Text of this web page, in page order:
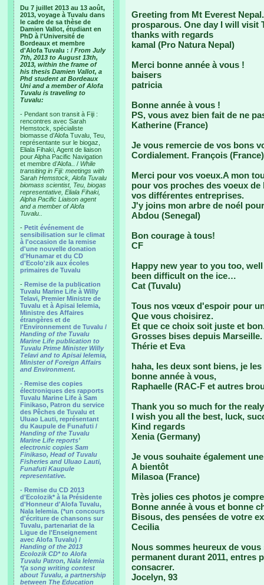
Du 7 juillet 2013 au 13 août,
2013, voyage à Tuvalu dans
le cadre de sa thèse de
Damien Vallot, étudiant en
PhD à l'Université de
Bordeaux et membre
d'Alofa Tuvalu : / From July
7th, 2013 to August 13th,
2013, within the frame of
his thesis Damien Vallot, a
Phd student at Bordeaux
Uni and a member of Alofa
Tuvalu is traveling to
Tuvalu:
- Pendant son transit à Fiji :
rencontres avec Sarah
Hemstock, spécialiste
biomasse d’Alofa Tuvalu, Teu,
représentante sur le biogaz,
Eliala Fihaki, Agent de liaison
pour Alpha Pacific Navigation
et membre d’Alofa.. / While
transiting in Fiji: meetings with
Sarah Hemstock, Alofa Tuvalu
biomass scientist, Teu, biogas
representative, Eliala Fihaki,
Alpha Pacific Liaison agent
and a member of Alofa
Tuvalu..
- Petit événement de
sensibilisation sur le climat
à l'occasion de la remise
d'une nouvelle donation
d'Hunamar et du CD
d'Ecolo'zik aux écoles
primaires de Tuvalu
- Remise de la publication
Tuvalu Marine Life à Willy
Telavi, Premier Ministre de
Tuvalu et à Apisai Ielemia,
Ministre des Affaires
étrangères et de
l'Environnement de Tuvalu /
Handing of the Tuvalu
Marine Life publication to
Tuvalu Prime Minister Willy
Telavi and to Apisai Ielemia,
Minister of Foreign Affairs
and Environment.
- Remise des copies
électroniques des rapports
Tuvalu Marine Life à Sam
Finikaso, Patron du service
des Pêches de Tuvalu et
Uluao Lauti, représentant
du Kaupule de Funafuti /
Handing of the Tuvalu
Marine Life reports’
electronic copies Sam
Finikaso, Head of Tuvalu
Fisheries and Uluao Lauti,
Funafuti Kaupule
representative.
- Remise du CD 2013
d'Ecolozik* à la Présidente
d'Honneur d'Alofa Tuvalu,
Nala Ielemia. (*un concours
d'écriture de chansons sur
Tuvalu, partenariat de la
Ligue de l'Enseignement
avec Alofa Tuvalu) /
Handing of the 2013
Ecolozik CD* to Alofa
Tuvalu Patron, Nala Ielemia
*(a song writing contest
about Tuvalu, a partnership
between The Education
Greeting from Mt Everest
prosparous. One day I will visit
thanks with regards
kamal (Pro Natura Nepal)
Merci bonne année à vous !
baisers
patricia
Bonne année à vous !
PS, vous avez bien fait de ne
Katherine (France)
Je vous remercie de vos bons
Cordialement. François (France)
Merci pour vos voeux.A mon
pour vos proches des voeux
vos différentes entreprises.
J'y joins mon arbre de noél
Abdou (Senegal)
Bon courage à tous!
CF
Happy new year to you too,
been difficult on the ice…
Cat (Tuvalu)
Tous nos vœux d'espoir pour
Que vous choisirez.
Et que ce choix soit juste et
Grosses bises depuis Marseille.
Thérie et Eva
haha, les deux sont biens, je
bonne année à vous,
Raphaelle (RAC-F et autres
Thank you so much for the
I wish you all the best, luck,
Kind regards
Xenia (Germany)
Je vous souhaite également
A bientôt
Milasoa (France)
Très jolies ces photos je
Bonne année à vous et bonne
Bisous, des pensées de votre
Cecilia
Nous sommes heureux de
permanent durant 2011, entres
consacrer.
Jocelyn, 93